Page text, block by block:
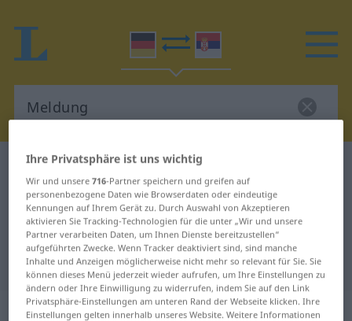
Deutsch-Serbisch Wörterbuch
Deutsch-Serbisch Übersetzung für
"Meldung"
"Meldung" Serbisch Übersetzung
„Meldung“: weiblich, feminin
Ihre Privatsphäre ist uns wichtig
Wir und unsere716-Partner speichern und greifen auf
personenbezogene Daten wie Browserdaten oder eindeutige
Kennungen auf Ihrem Gerät zu. Durch Auswahl von Akzeptieren
aktivieren Sie Tracking-Technologien für die unter „Wir und unsere
Partner verarbeiten Daten, um Ihnen Dienste bereitzustellen“
aufgeführten Zwecke. Wenn Tracker deaktiviert sind, sind manche
Inhalte und Anzeigen möglicherweise nicht mehr so relevant für Sie. Sie
können dieses Menü jederzeit wieder aufrufen, um Ihre Einstellungen zu
ändern oder Ihre Einwilligung zu widerrufen, indem Sie auf den Link
Privatsphäre-Einstellungen am unteren Rand der Webseite klicken. Ihre
Einstellungen gelten innerhalb unseres Website. Weitere Informationen